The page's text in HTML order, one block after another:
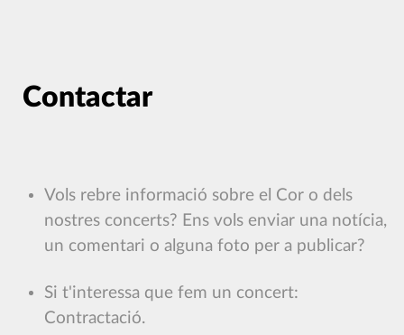
Contactar
Vols rebre informació sobre el Cor o dels
nostres concerts? Ens vols enviar una notícia,
un comentari o alguna foto per a publicar?
Si t'interessa que fem un concert:
Contractació.